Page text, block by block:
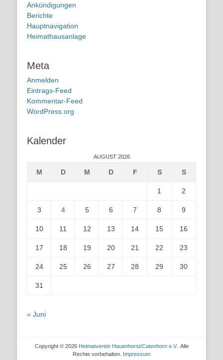
Ankündigungen
Berichte
Hauptnavigation
Heimathausanlage
Meta
Anmelden
Eintrags-Feed
Kommentar-Feed
WordPress.org
Kalender
AUGUST 2026
M D M D F S S
1 2
3 4 5 6 7 8 9
10 11 12 13 14 15 16
17 18 19 20 21 22 23
24 25 26 27 28 29 30
31
« Juni
Copyright © 2026 Heimatverein Hauenhorst/Catenhorn e.V. . Alle
Rechte vorbehalten. Impressum